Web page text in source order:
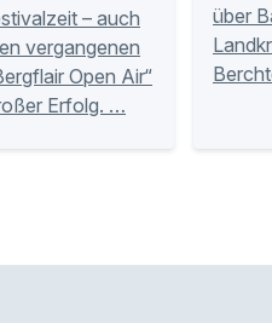
– auch
vergangenen
Open Air“
Erfolg. …
über